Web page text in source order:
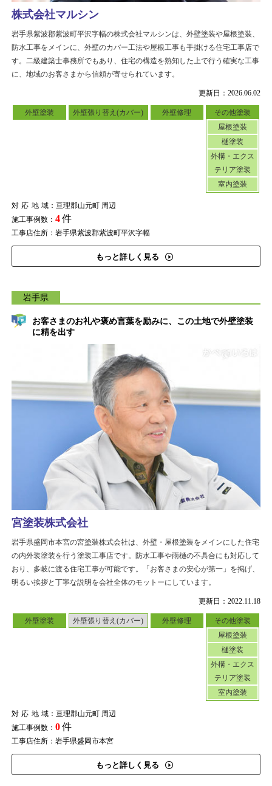
更新日：2026.06.02
外壁塗装 外壁張り替え(カバー) 外壁修理
その他塗装
屋根塗装
樋塗装
外構・エクス
テリア塗装
室内塗装
対応地域：亘理郡山元町 周辺
施工事例数： 4件
工事店住所：岩手県紫波郡紫波町平沢字幅
もっと詳しく見る
株式会社マルシン
岩手県紫波郡紫波町平沢字幅の株式会社マルシンは、外壁塗装や屋根塗装、
防水工事をメインに、外壁のカバー工法や屋根工事も手掛ける住宅工事店で
す。二級建築士事務所でもあり、住宅の構造を熟知した上で行う確実な工事
に、地域のお客さまから信頼が寄せられています。
岩手県
お客さまのお礼や褒め言葉を励みに、この土地で外壁塗装
に精を出す
更新日：2022.11.18
外壁塗装 外壁張り替え(カバー) 外壁修理
その他塗装
屋根塗装
樋塗装
外構・エクス
テリア塗装
室内塗装
対応地域：亘理郡山元町 周辺
施工事例数： 0件
工事店住所：岩手県盛岡市本宮
もっと詳しく見る
宮塗装株式会社
岩手県盛岡市本宮の宮塗装株式会社は、外壁・屋根塗装をメインにした住宅
の内外装塗装を行う塗装工事店です。防水工事や雨樋の不具合にも対応して
おり、多岐に渡る住宅工事が可能です。「お客さまの安心が第一」を掲げ、
明るい挨拶と丁寧な説明を会社全体のモットーにしています。